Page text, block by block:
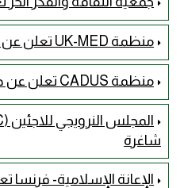
منظمة UK-MED تعلن عن وظائف شاغرة
منظمة CADUS تعلن عن حاجتها لوظائف شاغرة
شاغرة
الإعانة الإسلامية-